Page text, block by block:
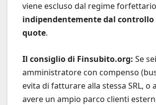
viene escluso dal regime forfettario
indipendentemente dal controllo
quote.
Il consiglio di Finsubito.org: Se sei
amministratore con compenso
evita di fatturare alla stessa SRL, o
avere un ampio parco clienti